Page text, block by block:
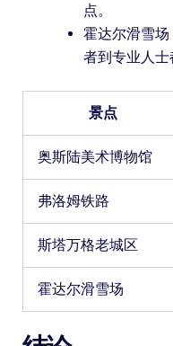
点。
霍达尔滑雪
者到专业人士
景点
奥斯陆美术博物馆
弗洛姆铁路
斯塔万格老城区
霍达尔滑雪场